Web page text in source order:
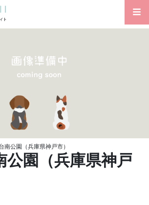
南公園（兵庫県神戸市）
公園（兵庫県神戸